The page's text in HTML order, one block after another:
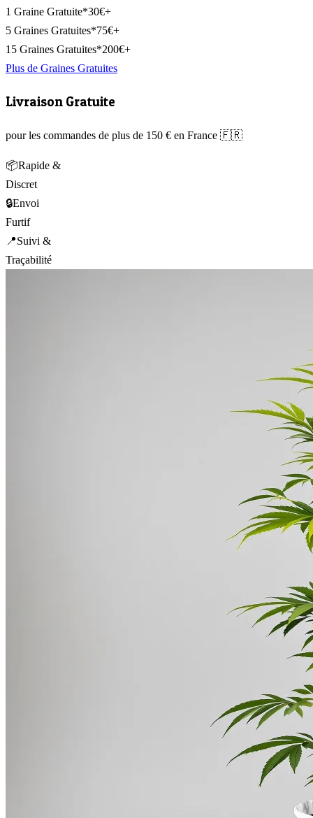
1 Graine Gratuite*30€+
5 Graines Gratuites*75€+
15 Graines Gratuites*200€+
Plus de Graines Gratuites
Livraison Gratuite
pour les commandes de plus de 150 € en France 🇫🇷
📦Rapide &
Discret
🔒Envoi
Furtif
📍Suivi &
Traçabilité